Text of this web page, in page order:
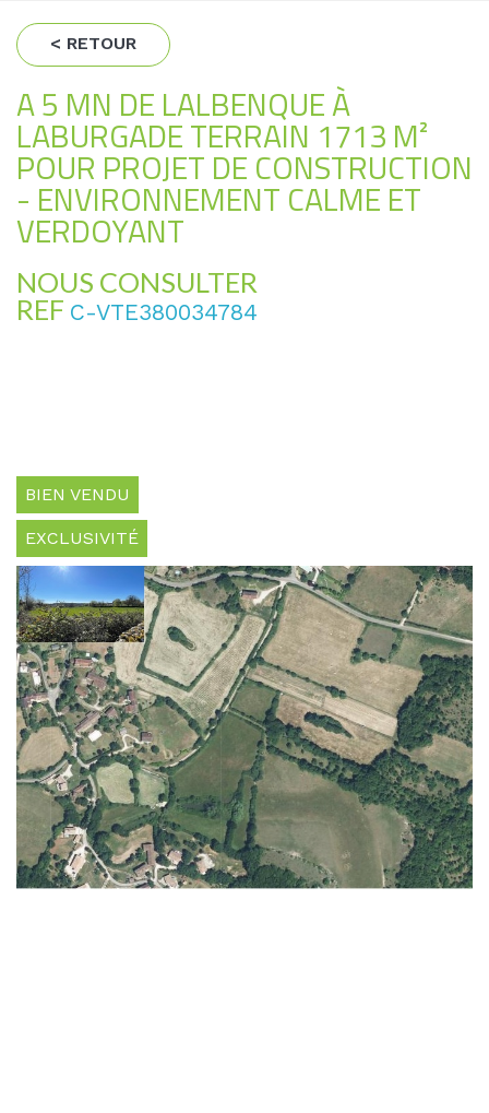
< RETOUR
A 5 MN DE LALBENQUE À
LABURGADE TERRAIN 1713 M²
POUR PROJET DE CONSTRUCTION
- ENVIRONNEMENT CALME ET
VERDOYANT
NOUS CONSULTER
REF C-VTE380034784
BIEN VENDU
EXCLUSIVITÉ